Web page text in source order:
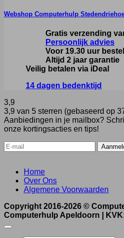
Webshop Computerhulp
Gratis verzending
Persoonlijk advies
Voor 19.30 uur
Altijd 2 jaar garantie
Veilig betalen via iDeal
14 dagen bedenktijd
3,9
3,9 van 5 sterren (gebaseerd op
Aanbiedingen in je mailbox?
onze kortingsacties en tips!
Home
Over Ons
Algemene Voorwaarden
Copyright 2016-2026 ©
Computerhulp Apeldoorn |